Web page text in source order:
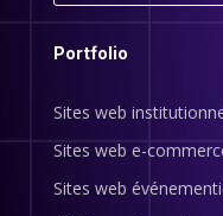
Portfolio
Sites web
Sites web e-
Sites web